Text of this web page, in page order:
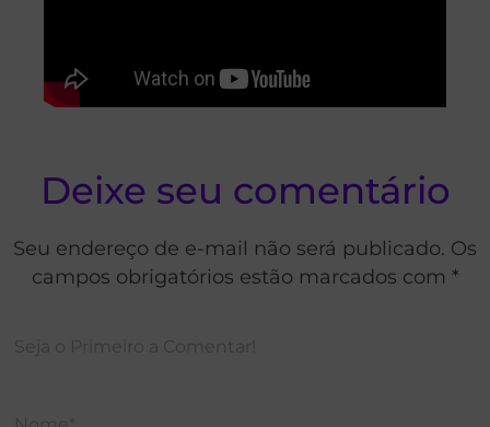
Deixe seu comentário
Seu endereço de e-mail não será publicado. Os
campos obrigatórios estão marcados com *